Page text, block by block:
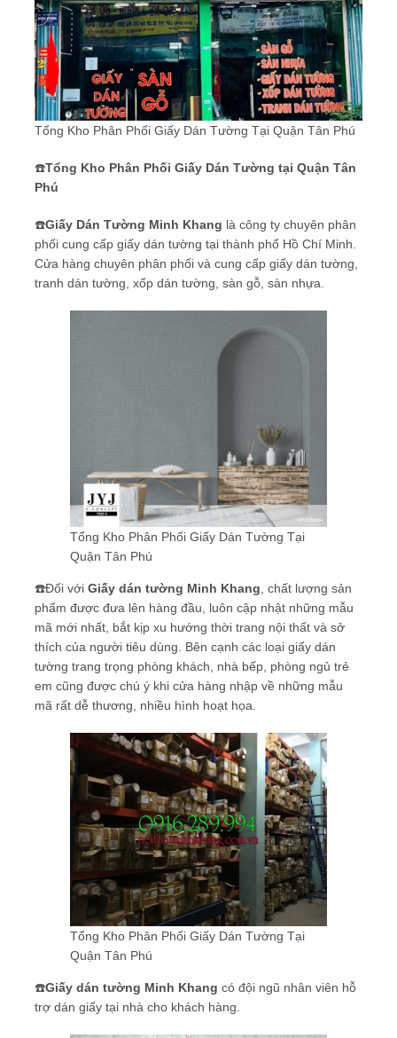
Tổng Kho Phân Phối Giấy Dán Tường Tại Quận Tân Phú
☎️Tổng Kho Phân Phối Giấy Dán Tường tại Quận Tân
Phú
☎️Giấy Dán Tường Minh Khang là công ty chuyên phân
phối cung cấp giấy dán tường tại thành phố Hồ Chí Minh.
Cửa hàng chuyên phân phối và cung cấp giấy dán tường,
tranh dán tường, xốp dán tường, sàn gỗ, sàn nhựa.
Tổng Kho Phân Phối Giấy Dán Tường Tại
Quận Tân Phú
☎️Đối với Giấy dán tường Minh Khang, chất lượng sản
phẩm được đưa lên hàng đầu, luôn cập nhật những mẫu
mã mới nhất, bắt kịp xu hướng thời trang nội thất và sở
thích của người tiêu dùng. Bên cạnh các loại giấy dán
tường trang trọng phòng khách, nhà bếp, phòng ngủ trẻ
em cũng được chú ý khi cửa hàng nhập về những mẫu
mã rất dễ thương, nhiều hình hoạt họa.
Tổng Kho Phân Phối Giấy Dán Tường Tại
Quận Tân Phú
☎️Giấy dán tường Minh Khang có đội ngũ nhân viên hỗ
trợ dán giấy tại nhà cho khách hàng.